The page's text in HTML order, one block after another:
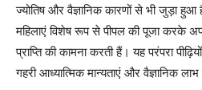
ज्योतिष और वैज्ञानिक कारणों से भी जुड़ा
महिलाएं विशेष रूप से पीपल की पूजा करके
प्राप्ति की कामना करती हैं। यह परंपरा
गहरी आध्यात्मिक मान्यताएं और वैज्ञानिक